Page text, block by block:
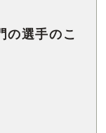
の選手のこ